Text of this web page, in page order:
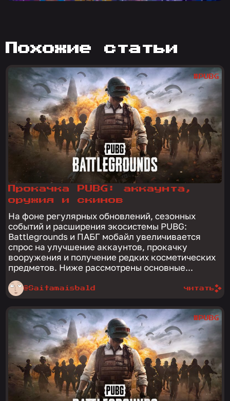
похожие статьи
Прокачка PUBG: аккаунта,
оружия и скинов
На фоне регулярных обновлений, сезонных
событий и расширения экосистемы PUBG:
Battlegrounds и ПАБГ мобайл увеличивается
спрос на улучшение аккаунтов, прокачку
вооружения и получение редких косметических
предметов. Ниже рассмотрены основные...
@Saitamaisbald
#PUBG
читать
#PUBG